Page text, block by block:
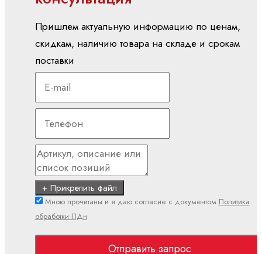
электродвигатели
Синхронные
моментные
Синхронные
серводвигатели
ПЛК
ctrlX
PLC
ILC -
CML
ILC -
VPB
ILC -
XM
Пришлем актуальную информацию по ценам,
скидкам, наличию товара на складе и срокам
поставки
+ Прикрепить файл
Мною прочитаны и я даю согласие с документом Политика
обработки ПДн
Отправить запрос